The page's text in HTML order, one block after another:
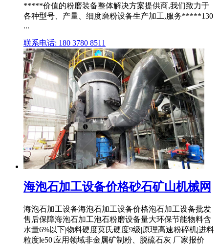
*****价值的粉磨装备整体解决方案提供商,我们致力于
各种型号、产量、细度磨粉设备生产加工,服务*****130
...
联系电话: 180 3780 8511
海泡石加工设备价格砂石矿山机械网
海泡石加工设备海泡石加工设备价格泡石加工设备批发
售后保障海泡石加工泡石粉磨设备量大环保节能物料含
水量6%以下|物料硬度莫氏硬度9级|原理高速粉碎机|进料
粒度le50|应用领域非金属矿制粉、脱硫石灰 厂家报价